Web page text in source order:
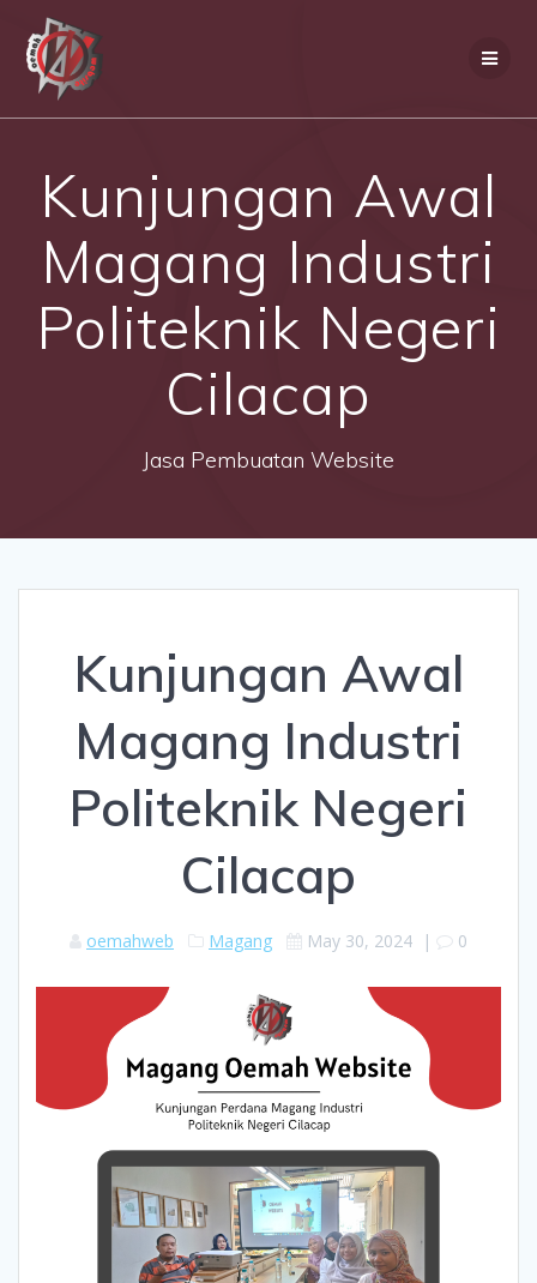
Kunjungan Awal
Magang Industri
Politeknik Negeri
Cilacap
Jasa Pembuatan Website
Kunjungan Awal
Magang Industri
Politeknik Negeri
Cilacap
oemahweb Magang May 30, 2024 | 0